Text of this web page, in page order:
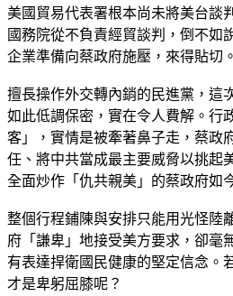
美國貿易代表署根本尚未將美台談
國務院從不負責經貿談判，倒不如
企業準備向蔡政府施壓，來得貼切。
擅長操作外交轉內銷的民進黨，這
如此低調保密，實在令人費解。行
客」，實情是被牽著鼻子走，蔡政
任、將中共當成最主要威脅以挑起
全面炒作「仇共親美」的蔡政府如
整個行程鋪陳與安排只能用光怪陸
府「謙卑」地接受美方要求，卻毫
有表達捍衛國民健康的堅定信念。
才是卑躬屈膝呢？